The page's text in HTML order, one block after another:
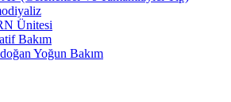
Ünitesi
Bakım
Yoğun Bakım